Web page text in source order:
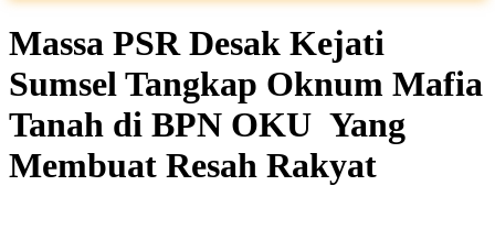
Massa PSR Desak Kejati
Sumsel Tangkap Oknum Mafia
Tanah di BPN OKU Yang
Membuat Resah Rakyat